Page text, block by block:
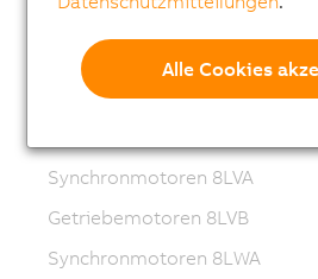
Synchronmotoren 8MS-4
ACOPOSmotor Compact
Servomotoren 8WSA
Synchronmotoren 8LVA
Getriebemotoren 8LVB
Synchronmotoren 8LWA
Alle Cookies